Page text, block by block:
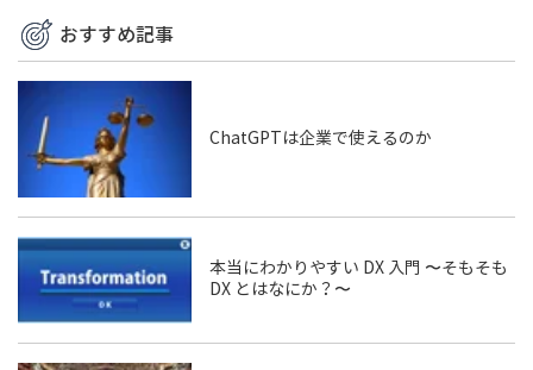
おすすめ記事
ChatGPTは企業で使えるのか
本当にわかりやすい DX 入門 〜そもそも
DX とはなにか？〜